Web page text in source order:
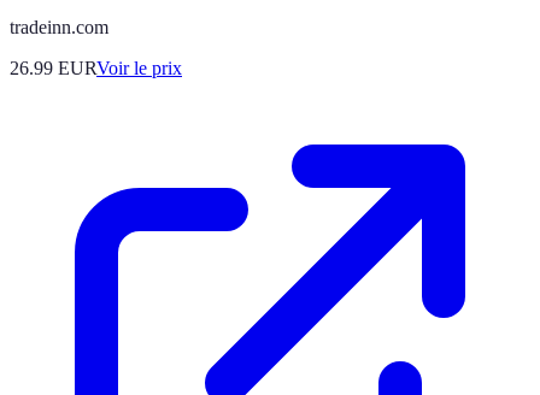
tradeinn.com
26.99 EURVoir le prix